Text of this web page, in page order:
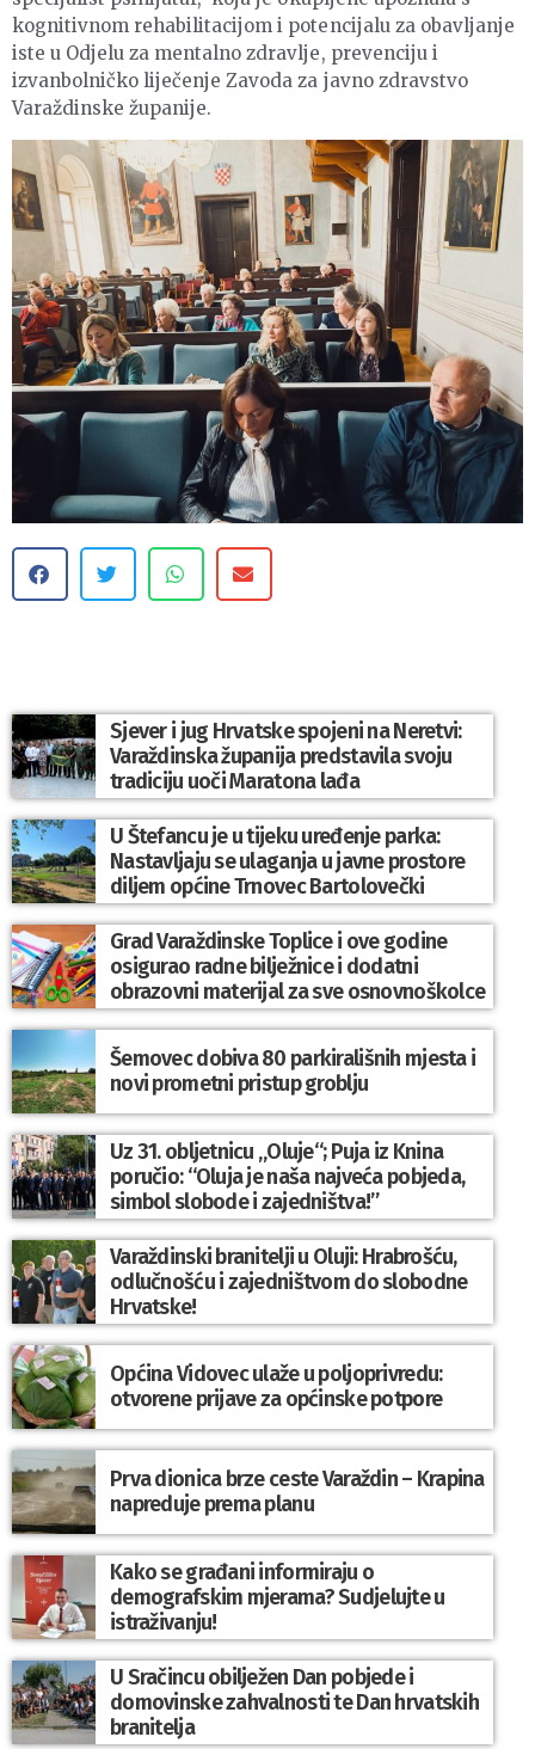
kognitivnom rehabilitacijom i potencijalu za obavljanje
iste u Odjelu za mentalno zdravlje, prevenciju i
izvanbolničko liječenje Zavoda za javno zdravstvo
Varaždinske županije.
Sjever i jug Hrvatske spojeni na Neretvi:
Varaždinska županija predstavila svoju
tradiciju uoči Maratona lađa
U Štefancu je u tijeku uređenje parka:
Nastavljaju se ulaganja u javne prostore
diljem općine Trnovec Bartolovečki
Grad Varaždinske Toplice i ove godine
osigurao radne bilježnice i dodatni
obrazovni materijal za sve osnovnoškolce
Šemovec dobiva 80 parkirališnih mjesta i
novi prometni pristup groblju
Uz 31. obljetnicu „Oluje“; Puja iz Knina
poručio: “Oluja je naša najveća pobjeda,
simbol slobode i zajedništva!”
Varaždinski branitelji u Oluji: Hrabrošću,
odlučnošću i zajedništvom do slobodne
Hrvatske!
Općina Vidovec ulaže u poljoprivredu:
otvorene prijave za općinske potpore
Prva dionica brze ceste Varaždin – Krapina
napreduje prema planu
Kako se građani informiraju o
demografskim mjerama? Sudjelujte u
istraživanju!
U Sračincu obilježen Dan pobjede i
domovinske zahvalnosti te Dan hrvatskih
branitelja